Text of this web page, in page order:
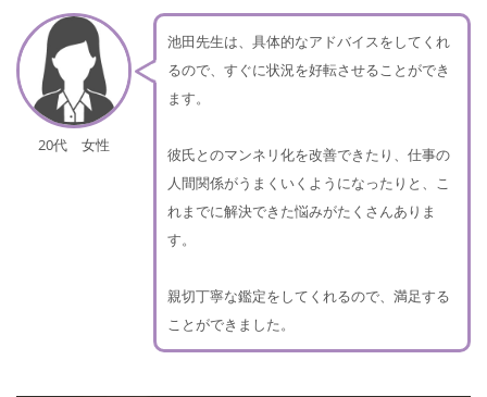
20代 女性
池田先生は、具体的なアドバイスをしてくれ
るので、すぐに状況を好転させることができ
ます。
彼氏とのマンネリ化を改善できたり、仕事の
人間関係がうまくいくようになったりと、こ
れまでに解決できた悩みがたくさんありま
す。
親切丁寧な鑑定をしてくれるので、満足する
ことができました。